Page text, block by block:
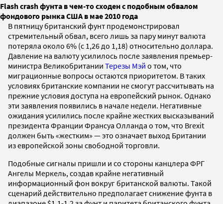
Flash crash фунта в чем-то сходен с подобным обвалом
фондового рынка США в мае 2010 года
В пятницу британский фунт продемонстрировал
стремительный обвал, всего лишь за пару минут валюта
потеряла около 6% (с 1,26 до 1,18) относительно доллара.
Давление на валюту усилилось после заявления премьер-
министра Великобритании Терезы Мэй о том, что
миграционные вопросы остаются приоритетом. В таких
условиях британские компании не смогут рассчитывать на
прежние условия доступа на европейский рынок. Однако
эти заявления появились в начале недели. Негативные
ожидания усилились после крайне жестких высказываний
президента Франции Франсуа Олланда о том, что Brexit
должен быть «жестким» — это означает выход Британии
из европейской зоны свободной торговли.
Подобные сигналы пришли и со стороны канцлера ФРГ
Ангелы Меркель, создав крайне негативный
информационный фон вокруг британской валюты. Такой
сценарий действительно предполагает снижение фунта в